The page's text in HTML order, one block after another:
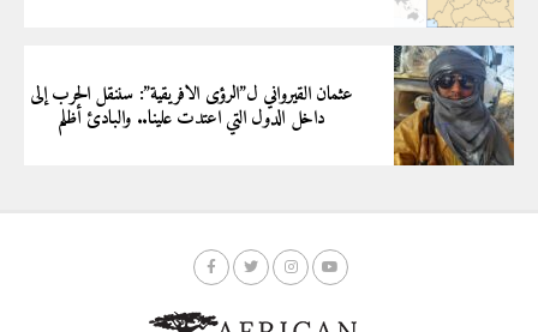
عثمان القيرواني ل”الرؤى الافريقية”: سننقل الحرب إلى
داخل الدول التي اعتدت علينا.. والبادئ أظلم